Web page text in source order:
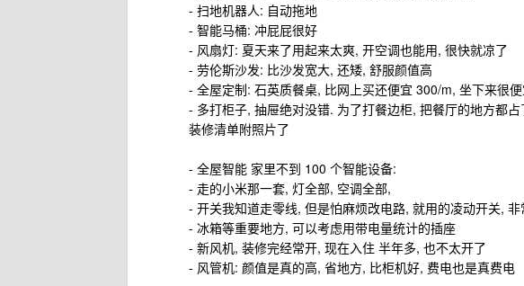
- 扫地机器人: 自动拖地
- 智能马桶: 冲屁屁很好
- 风扇灯: 夏天来了用起来太爽, 开空调也能用, 很快就凉了
- 劳伦斯沙发: 比沙发宽大, 还矮, 舒服颜值高
- 全屋定制: 石英质餐桌, 比网上买还便宜 300/m, 坐下来很
- 多打柜子, 抽屉绝对没错. 为了打餐边柜, 把餐厅的地方都
装修清单附照片了
- 全屋智能 家里不到 100 个智能设备:
- 走的小米那一套, 灯全部, 空调全部,
- 开关我知道走零线, 但是怕麻烦改电路, 就用的凌动开关,
- 冰箱等重要地方, 可以考虑用带电量统计的插座
- 新风机, 装修完经常开, 现在入住 半年多, 也不太开了
- 风管机: 颜值是真的高, 省地方, 比柜机好, 费电也是真费电